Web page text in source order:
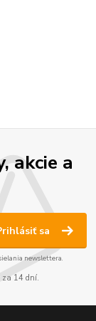
akcie a
sa
newslettera.
za 14 dní.